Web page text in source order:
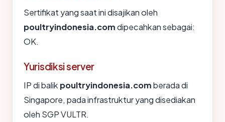
Sertifikat yang saat ini disajikan oleh
poultryindonesia.comdipecahkan sebagai:
OK.
Yurisdiksi server
IP di balik poultryindonesia.comberada di
Singapore, pada infrastruktur yang disediakan
oleh SGP VULTR.